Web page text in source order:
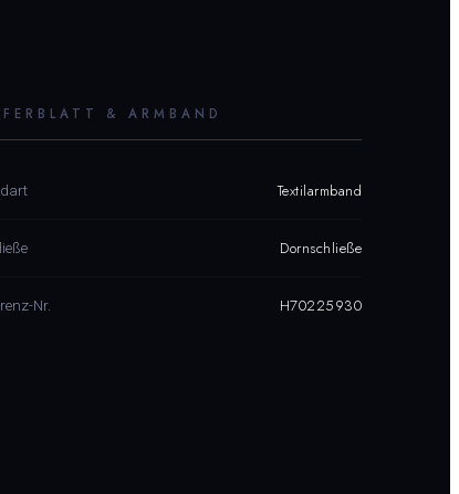
& ARMBAND
Textilarmband
Dornschließe
Nr. H70225930